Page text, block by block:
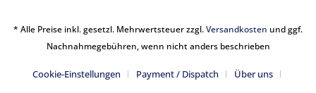
* Alle Preise inkl. gesetzl. Mehrwertsteuer zzgl.Versandkosten und ggf.
Nachnahmegebühren, wenn nicht anders beschrieben
Cookie-Einstellungen Payment / Dispatch
Über uns